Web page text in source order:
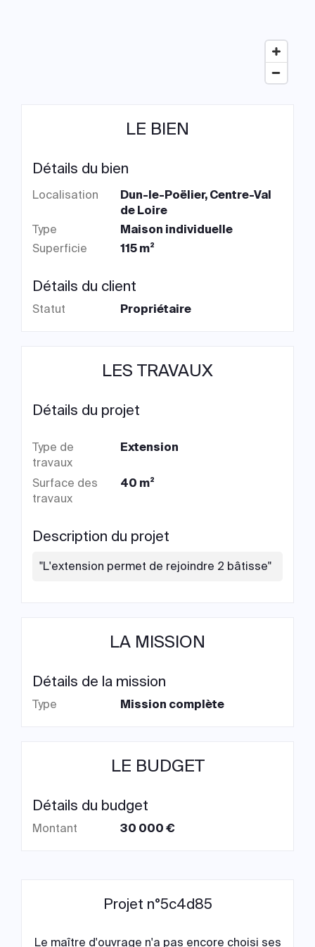
LE BIEN
Détails du bien
Localisation
Dun-le-Poëlier, Centre-Val
de Loire
Type
Maison individuelle
Superficie
115 m²
Détails du client
Statut Propriétaire
LES TRAVAUX
Détails du projet
Type de
travaux
Extension
Surface des
travaux
40 m²
Description du projet
"L'extension permet de rejoindre 2 bâtisse"
LA MISSION
Détails de la mission
Type Mission complète
LE BUDGET
Détails du budget
Montant 30 000 €
Projet n°5c4d85
Le maître d'ouvrage n'a pas encore choisi ses